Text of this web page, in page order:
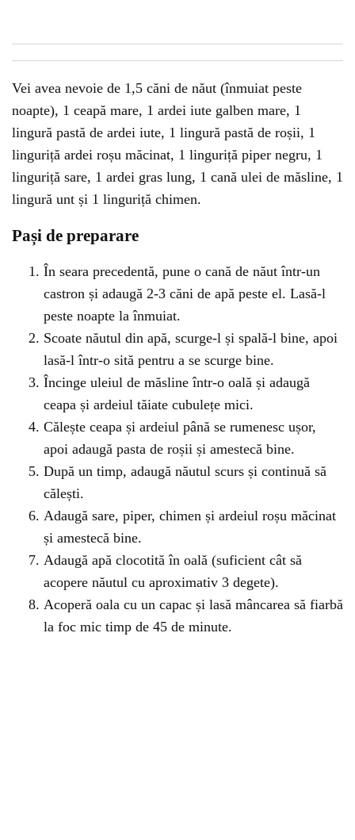
Vei avea nevoie de 1,5 căni de năut (înmuiat peste
noapte), 1 ceapă mare, 1 ardei iute galben mare, 1
lingură pastă de ardei iute, 1 lingură pastă de roșii, 1
linguriță ardei roșu măcinat, 1 linguriță piper negru, 1
linguriță sare, 1 ardei gras lung, 1 cană ulei de măsline, 1
lingură unt și 1 linguriță chimen.
Pași de preparare
În seara precedentă, pune o cană de năut într-un
castron și adaugă 2-3 căni de apă peste el. Lasă-l
peste noapte la înmuiat.
Scoate năutul din apă, scurge-l și spală-l bine, apoi
lasă-l într-o sită pentru a se scurge bine.
Încinge uleiul de măsline într-o oală și adaugă
ceapa și ardeiul tăiate cubulețe mici.
Călește ceapa și ardeiul până se rumenesc ușor,
apoi adaugă pasta de roșii și amestecă bine.
După un timp, adaugă năutul scurs și continuă să
călești.
Adaugă sare, piper, chimen și ardeiul roșu măcinat
și amestecă bine.
Adaugă apă clocotită în oală (suficient cât să
acopere năutul cu aproximativ 3 degete).
Acoperă oala cu un capac și lasă mâncarea să fiarbă
la foc mic timp de 45 de minute.